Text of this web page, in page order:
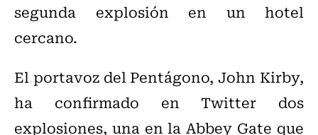
segunda explosión en un hotel
cercano.
El portavoz del Pentágono, John Kirby,
ha confirmado en Twitter dos
explosiones, una en la Abbey Gate que